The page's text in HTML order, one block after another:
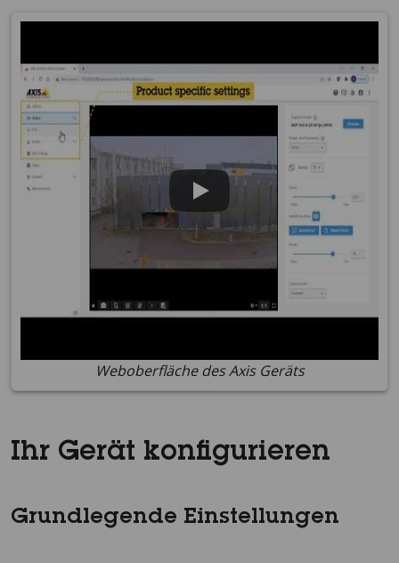
Weboberfläche des Axis Geräts
Ihr Gerät konfigurieren
Grundlegende Einstellungen